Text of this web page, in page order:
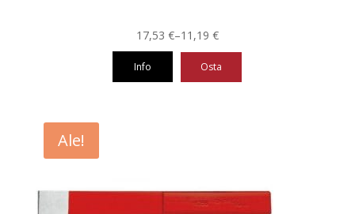
11,19 €
–
17,53 €Hintaluokka:
11,19 €
Info Osta
on
useampi
muunnelma.
tehdä
Ale!